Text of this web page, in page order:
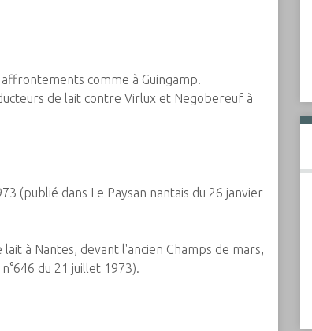
comme à Guingamp.
de lait contre Virlux et Negobereuf à
(publié dans Le Paysan nantais du 26 janvier
à Nantes, devant l'ancien Champs de mars,
du 21 juillet 1973).